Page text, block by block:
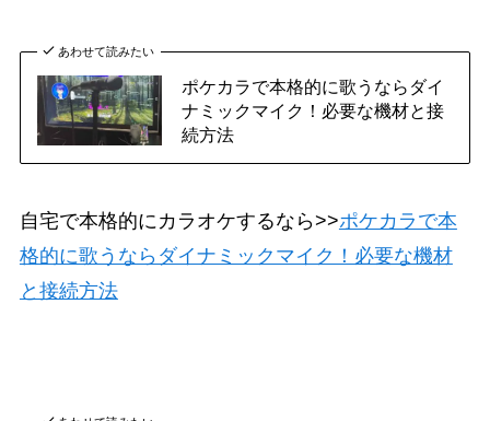
あわせて読みたい
ポケカラで本格的に歌うならダイ
ナミックマイク！必要な機材と接
続方法
自宅で本格的にカラオケするなら>>ポケカラで本
格的に歌うならダイナミックマイク！必要な機材
と接続方法